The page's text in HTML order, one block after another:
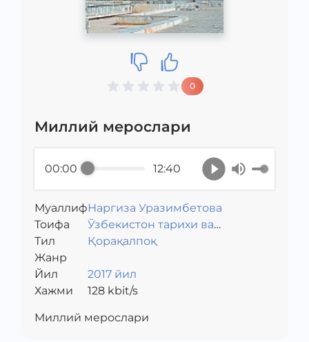
0
Миллий мерослари
00:00 12:40
МуаллифНаргиза Уразимбетова
Toифа
Ўзбекистон тарихи ва
маданияти
Тил
Қорақалпоқ
Жанр
Йил
2017 йил
Хажми
128kbit/s
Миллий мерослари